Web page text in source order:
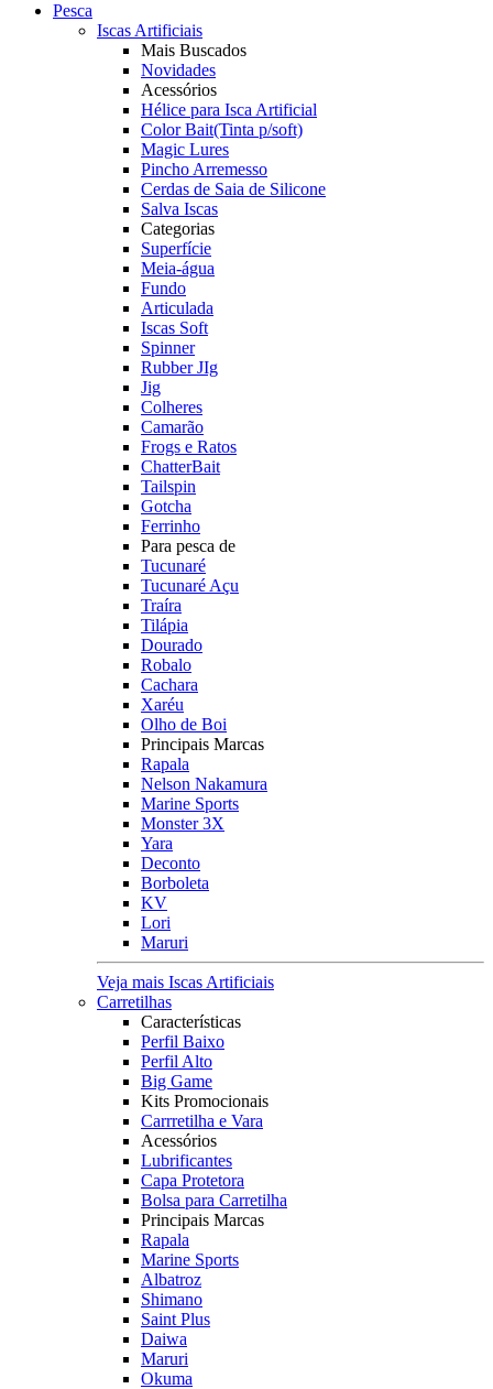
Pesca
Iscas Artificiais
Mais Buscados
Novidades
Acessórios
Hélice para Isca Artificial
Color Bait(Tinta p/soft)
Magic Lures
Pincho Arremesso
Cerdas de Saia de Silicone
Salva Iscas
Categorias
Superfície
Meia-água
Fundo
Articulada
Iscas Soft
Spinner
Rubber JIg
Jig
Colheres
Camarão
Frogs e Ratos
ChatterBait
Tailspin
Gotcha
Ferrinho
Para pesca de
Tucunaré
Tucunaré Açu
Traíra
Tilápia
Dourado
Robalo
Cachara
Xaréu
Olho de Boi
Principais Marcas
Rapala
Nelson Nakamura
Marine Sports
Monster 3X
Yara
Deconto
Borboleta
KV
Lori
Maruri
Veja mais Iscas Artificiais
Carretilhas
Características
Perfil Baixo
Perfil Alto
Big Game
Kits Promocionais
Carrretilha e Vara
Acessórios
Lubrificantes
Capa Protetora
Bolsa para Carretilha
Principais Marcas
Rapala
Marine Sports
Albatroz
Shimano
Saint Plus
Daiwa
Maruri
Okuma